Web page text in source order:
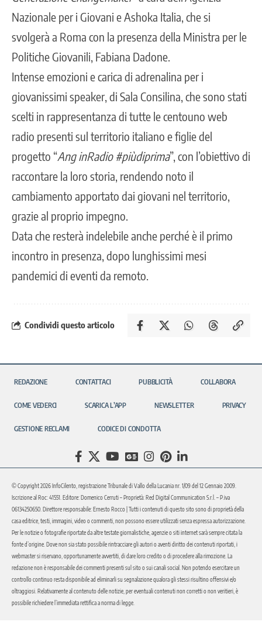
Nazionale per i Giovani e Ashoka Italia, che si
svolgerà a Roma con la presenza della Ministra per le
Politiche Giovanili, Fabiana Dadone.
Intense emozioni e carica di adrenalina per i
giovanissimi speaker, di Sala Consilina, che sono stati
scelti in rappresentanza di tutte le centouno web
radio presenti sul territorio italiano e figlie del
progetto “Ang inRadio #piùdiprima”, con l’obiettivo di
raccontare la loro storia, rendendo noto il
cambiamento apportato dai giovani nel territorio,
grazie al proprio impegno.
Data che resterà indelebile anche perché è il primo
incontro in presenza, dopo lunghissimi mesi
pandemici di eventi da remoto.
Condividi questo articolo
REDAZIONE CONTATTACI PUBBLICITÀ COLLABORA
COME VEDERCI SCARICA L’APP NEWSLETTER PRIVACY
GESTIONE RECLAMI CODICE DI CONDOTTA
© Copyright 2026 InfoCilento, registrazione Tribunale di Vallo della Lucania nr. 1/09 del 12 Gennaio 2009.
Iscrizione al Roc: 41551. Editore: Domenico Cerruti – Proprietà: Red Digital Communication S.r.l. – P.iva
06134250650. Direttore responsabile: Ernesto Rocco | Tutti i contenuti di questo sito sono di proprietà della
casa editrice, testi, immagini, video o commenti, non possono essere utilizzati senza espressa autorizzazione.
Per le notizie o fotografie riportate da altre testate giornalistiche, agenzie o siti internet sarà sempre citata la
fonte d’origine. Dove non sia stato possibile rintracciare gli autori o aventi diritto dei contenuti riportati, i
webmaster si riservano, opportunamente avvertiti, di dare loro credito o di procedere alla rimozione. La
redazione non è responsabile dei commenti presenti sul sito o sui canali social. Non potendo esercitare un
controllo continuo resta disponibile ad eliminarli su segnalazione qualora gli stessi risultino offensivi e/o
oltraggiosi. Relativamente al contenuto delle notizie, per eventuali contenuti non corretti o non veritieri, è
possibile richiedere l’immediata rettifica a norma di legge.